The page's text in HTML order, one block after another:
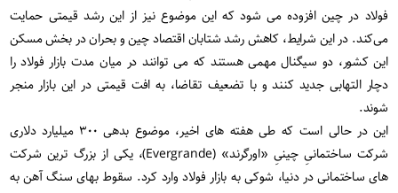
فولاد در چین افزوده می‌ شود که این موضوع نیز از این رشد قیمتی حمایت
می‌کند. در این شرایط، کاهش رشد شتابان اقتصاد چین و بحران در بخش مسکن
این کشور، دو سیگنال مهمی هستند که می‌ توانند در میان‌ مدت بازار فولاد را
دچار التهابی جدید کنند و با تضعیف تقاضا، به افت قیمتی در این بازار منجر
شوند.
این در حالی است که طی هفته های اخیر، موضوع بدهی ۳۰۰ میلیارد دلاری
شرکت ساختمانیِ چینیِ «اورگرند» (Evergrande)، یکی از بزرگ ترین شرکت
های ساختمانی در دنیا، شوکی به بازار فولاد وارد کرد. سقوط بهای سنگ‌‌‌ آهن به